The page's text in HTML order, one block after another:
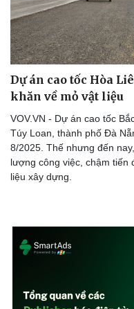
Dự án cao tốc Hòa
khăn về mỏ vật liệu
VOV.VN - Dự án cao tốc
Túy Loan, thành phố Đà
8/2025. Thế nhưng đến
lượng công việc, chậm tiến
liệu xây dựng.